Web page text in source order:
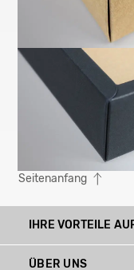
Seitenanfang
IHRE VORTEILE
ÜBER UNS